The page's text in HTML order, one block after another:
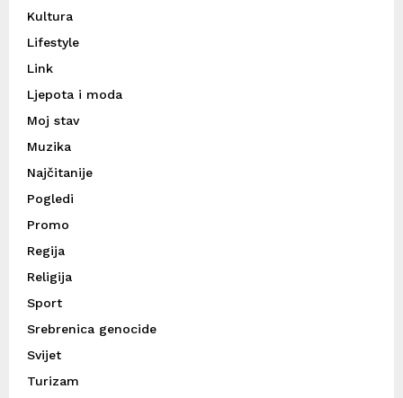
Kultura
Lifestyle
Link
Ljepota i moda
Moj stav
Muzika
Najčitanije
Pogledi
Promo
Regija
Religija
Sport
Srebrenica genocide
Svijet
Turizam